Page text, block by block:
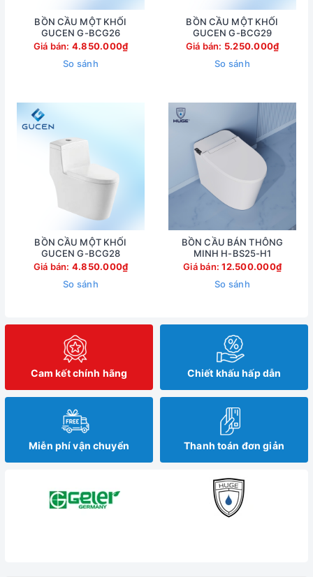
BỒN CẦU MỘT KHỐI
GUCEN G-BCG26
Giá bán: 4.850.000₫
So sánh
BỒN CẦU MỘT KHỐI
GUCEN G-BCG29
Giá bán: 5.250.000₫
So sánh
BỒN CẦU MỘT KHỐI
GUCEN G-BCG28
Giá bán: 4.850.000₫
So sánh
BỒN CẦU BÁN THÔNG
MINH H-BS25-H1
Giá bán:12.500.000₫
So sánh
Cam kết chính hãng Chiết khấu hấp dẫn
Miễn phí vận chuyển Thanh toán đơn giản